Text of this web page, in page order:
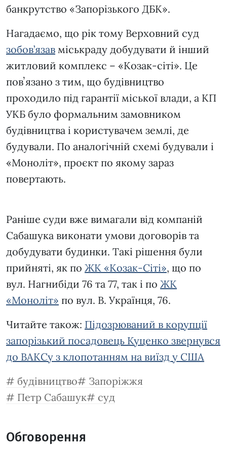
банкрутство «Запорізького ДБК».
Нагадаємо, що рік тому Верховний суд
зобов’язав міськраду добудувати й інший
житловий комплекс – «Козак-сіті». Це
повʼязано з тим, що будівництво
проходило під гарантії міської влади, а КП
УКБ було формальним замовником
будівництва і користувачем землі, де
будували. По аналогічній схемі будували і
«Моноліт», проєкт по якому зараз
повертають.
Раніше суди вже вимагали від компаній
Сабашука виконати умови договорів та
добудувати будинки. Такі рішення були
прийняті, як по ЖК «Козак-Сіті», що по
вул. Нагнибіди 76 та 77, так і по ЖК
«Моноліт» по вул. В. Українця, 76.
Читайте також: Підозрюваний в корупції
запорізький посадовець Куценко звернувся
до ВАКСу з клопотанням на виїзд у США
будівництво
Запоріжжя
Петр Сабашук
суд
Обговорення